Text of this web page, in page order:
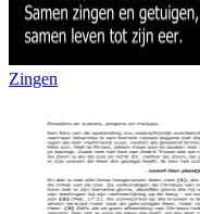
Zingen